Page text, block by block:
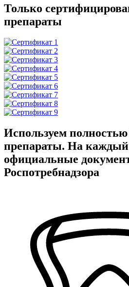
Только
препараты
Используем
препараты. На каждый
официальные
Роспотребнадзора